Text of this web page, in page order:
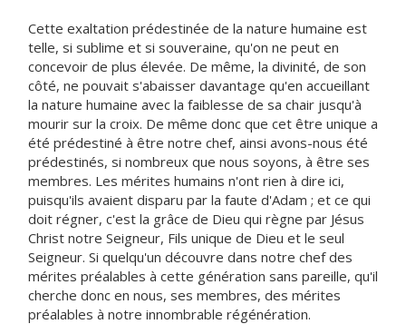
Cette exaltation prédestinée de la nature humaine est
telle, si sublime et si souveraine, qu'on ne peut en
concevoir de plus élevée. De même, la divinité, de son
côté, ne pouvait s'abaisser davantage qu'en accueillant
la nature humaine avec la faiblesse de sa chair jusqu'à
mourir sur la croix. De même donc que cet être unique a
été prédestiné à être notre chef, ainsi avons-nous été
prédestinés, si nombreux que nous soyons, à être ses
membres. Les mérites humains n'ont rien à dire ici,
puisqu'ils avaient disparu par la faute d'Adam ; et ce qui
doit régner, c'est la grâce de Dieu qui règne par Jésus
Christ notre Seigneur, Fils unique de Dieu et le seul
Seigneur. Si quelqu'un découvre dans notre chef des
mérites préalables à cette génération sans pareille, qu'il
cherche donc en nous, ses membres, des mérites
préalables à notre innombrable régénération.